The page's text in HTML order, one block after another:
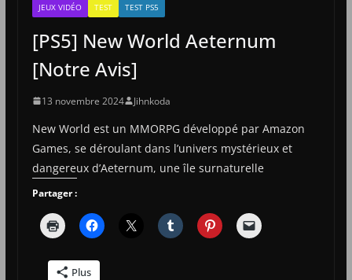
JEUX VIDÉO TEST TEST PS5
[PS5] New World Aeternum
[Notre Avis]
13 novembre 2024 Jihnkoda
New World est un MMORPG développé par Amazon
Games, se déroulant dans l’univers mystérieux et
dangereux d’Aeternum, une île surnaturelle
Partager :
Plus